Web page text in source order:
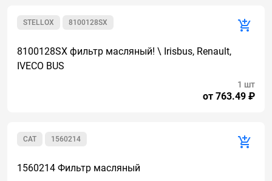
8100128SX
STELLOX
8100128SX фильтр масляный! \ Irisbus, Renault,
IVECO BUS
от 763.49 ₽
1 шт
1560214
CAT
1560214 Фильтр масляный